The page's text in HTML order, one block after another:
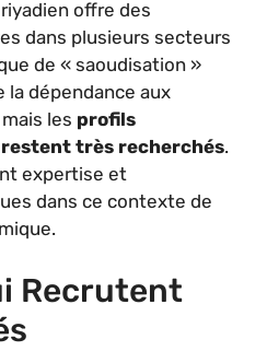
offre des
dans plusieurs secteurs
de « saoudisation »
la dépendance aux
les profils
très recherchés.
expertise et
dans ce contexte de
Recrutent